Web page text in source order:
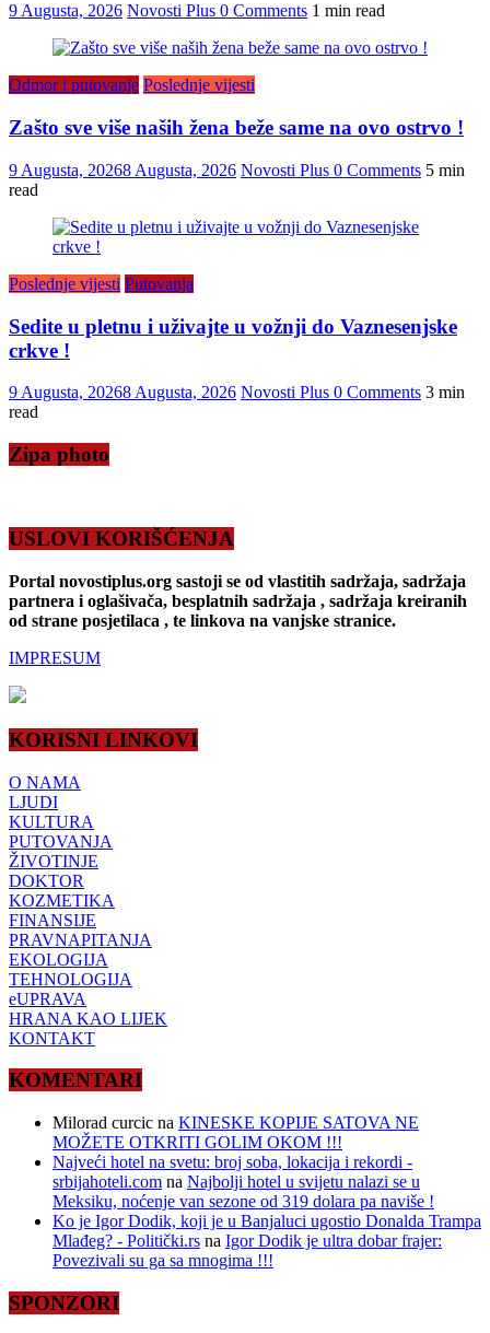
9 Augusta, 2026 Novosti Plus 0 Comments 1 min read
Odmor i putovanje Poslednje vijesti
Zašto sve više naših žena beže same na ovo ostrvo !
9 Augusta, 20268 Augusta, 2026 Novosti Plus 0 Comments 5 min
read
Poslednje vijesti Putovanja
Sedite u pletnu i uživajte u vožnji do Vaznesenjske
crkve !
9 Augusta, 20268 Augusta, 2026 Novosti Plus 0 Comments 3 min
read
Zipa photo
USLOVI KORIŠĆENJA
Portal novostiplus.org sastoji se od vlastitih sadržaja, sadržaja
partnera i oglašivača, besplatnih sadržaja , sadržaja kreiranih
od strane posjetilaca , te linkova na vanjske stranice.
IMPRESUM
KORISNI LINKOVI
O NAMA
LJUDI
KULTURA
PUTOVANJA
ŽIVOTINJE
DOKTOR
KOZMETIKA
FINANSIJE
PRAVNAPITANJA
EKOLOGIJA
TEHNOLOGIJA
eUPRAVA
HRANA KAO LIJEK
KONTAKT
KOMENTARI
Milorad curcic na KINESKE KOPIJE SATOVA NE
MOŽETE OTKRITI GOLIM OKOM !!!
Najveći hotel na svetu: broj soba, lokacija i rekordi -
srbijahoteli.com na Najbolji hotel u svijetu nalazi se u
Meksiku, noćenje van sezone od 319 dolara pa naviše !
Ko je Igor Dodik, koji je u Banjaluci ugostio Donalda Trampa
Mlađeg? - Politički.rs na Igor Dodik je ultra dobar frajer:
Povezivali su ga sa mnogima !!!
SPONZORI